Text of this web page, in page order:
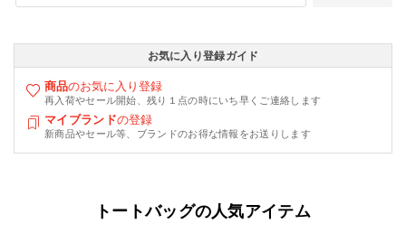
お気に入り登録ガイド
商品のお気に入り登録
再入荷やセール開始、残り１点の時にいち早くご連絡します
マイブランドの登録
新商品やセール等、ブランドのお得な情報をお送りします
トートバッグの人気アイテム